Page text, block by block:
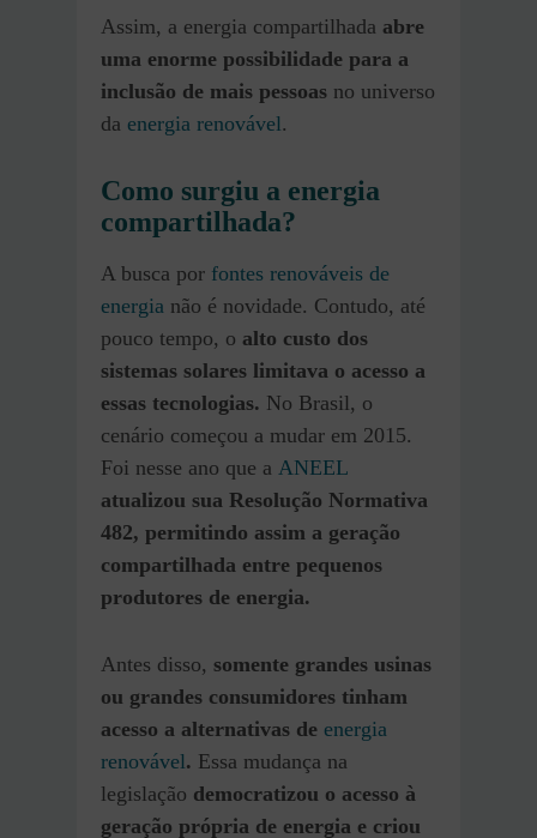
Assim, a energia compartilhada abre
uma enorme possibilidade para a
inclusão de mais pessoas no universo
da energia renovável.
Como surgiu a energia
compartilhada?
A busca por fontes renováveis de
energia não é novidade. Contudo, até
pouco tempo, o alto custo dos
sistemas solares limitava o acesso a
essas tecnologias. No Brasil, o
cenário começou a mudar em 2015.
Foi nesse ano que a ANEEL
atualizou sua Resolução Normativa
482, permitindo assim a geração
compartilhada entre pequenos
produtores de energia.
Antes disso, somente grandes usinas
ou grandes consumidores tinham
acesso a alternativas de energia
renovável. Essa mudança na
legislação democratizou o acesso à
geração própria de energia e criou